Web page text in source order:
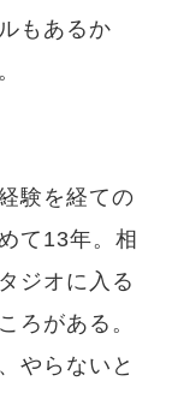
もあるか
験を経ての
て13年。相
ジオに入る
ろがある。
やらないと